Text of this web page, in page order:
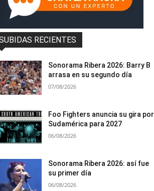
RECIENTES
Sonorama Ribera 2026: Barry B
arrasa en su segundo día
07/08/2026
Foo Fighters anuncia su gira por
Sudamérica para 2027
06/08/2026
Sonorama Ribera 2026: así fue
su primer día
06/08/2026